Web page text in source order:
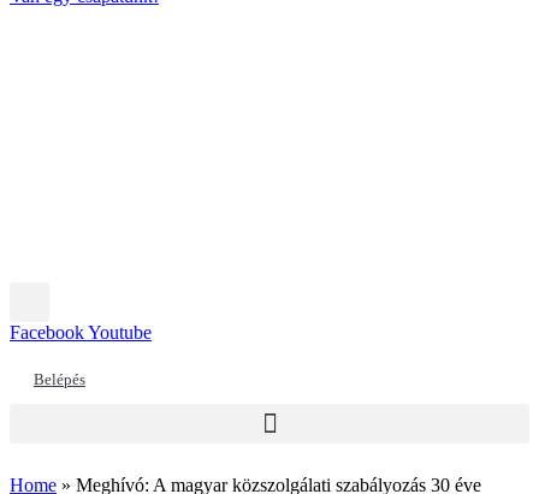
FacebookYoutube
Belépés
Home » Meghívó: A magyar közszolgálati szabályozás 30 éve